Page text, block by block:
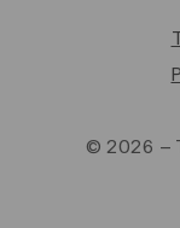
© 2026 –